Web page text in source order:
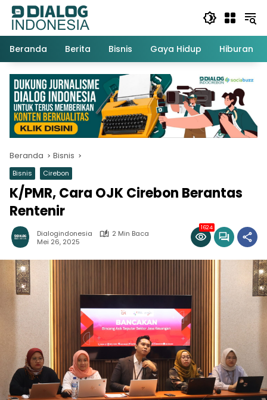
Langsung
konten
Beranda
Berita Bisnis Gaya Hidup Hiburan
Beranda Bisnis
Bisnis Cirebon
K/PMR, Cara OJK Cirebon Berantas
Rentenir
Dialogindonesia
2 Min Baca
Mei 26, 2025
1624